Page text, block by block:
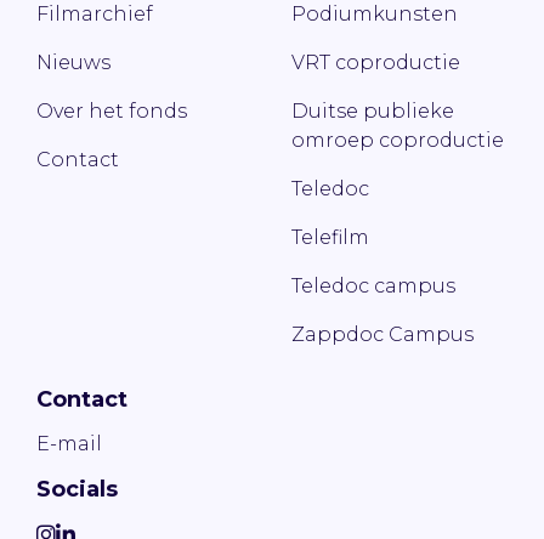
Filmarchief
Nieuws
Over het fonds
Contact
Podiumkunsten
VRT coproductie
Duitse publieke
omroep coproductie
Teledoc
Telefilm
Teledoc campus
Zappdoc Campus
Contact
E-mail
Socials